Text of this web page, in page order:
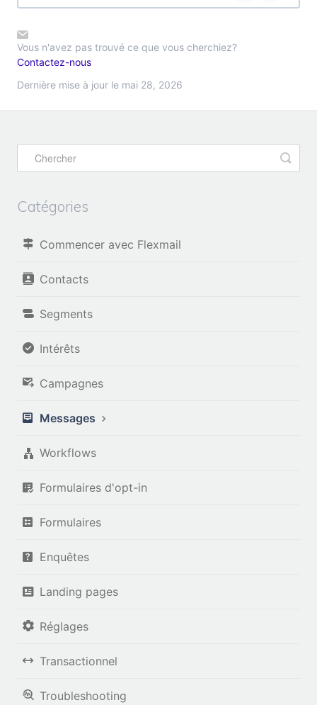
Vous n'avez pas trouvé ce que vous cherchiez?
Contactez-nous
Dernière mise à jour le mai 28, 2026
Catégories
Commencer avec Flexmail
Contacts
Segments
Intérêts
Campagnes
Messages
Workflows
Formulaires d'opt-in
Formulaires
Enquêtes
Landing pages
Réglages
Transactionnel
Troubleshooting